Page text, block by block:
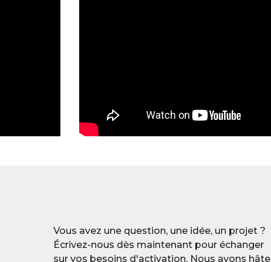
Vous avez une question, une idée, un projet ?
Écrivez-nous dès maintenant pour échanger
sur vos besoins d'activation. Nous avons hâte